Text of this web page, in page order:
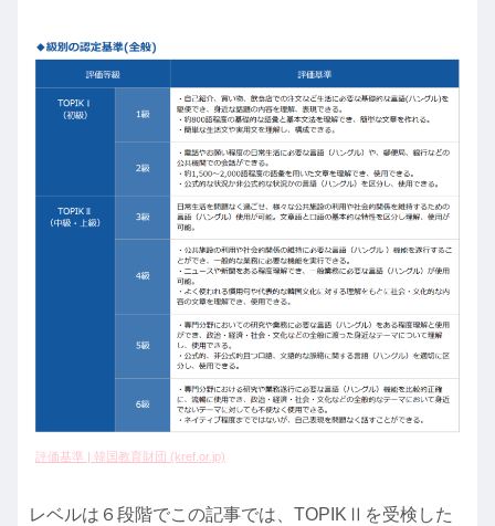
評価基準 | 韓国教育財団 (kref.or.jp)
レベルは６段階でこの記事では、TOPIKⅡを受検した